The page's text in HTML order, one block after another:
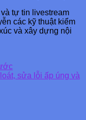
tự tin livestream
các kỹ thuật kiểm
và xây dựng nội